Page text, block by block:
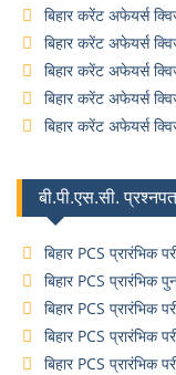
बिहार करेंट अफेयर्स
बिहार करेंट अफेयर्स
बिहार करेंट अफेयर्स
बिहार करेंट अफेयर्स
बिहार करेंट अफेयर्स
बी.पी.एस.सी.
बिहार PCS प्रारंभिक
बिहार PCS प्रारंभिक
बिहार PCS प्रारंभिक
बिहार PCS प्रारंभिक
बिहार PCS प्रारंभिक